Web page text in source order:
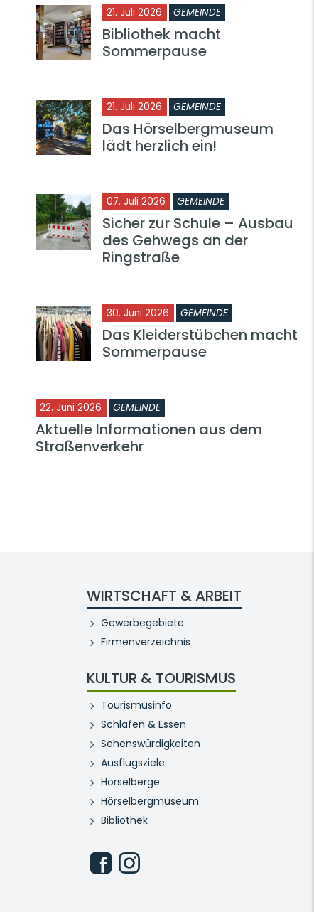
21. Juli 2026 GEMEINDE
Bibliothek macht
Sommerpause
21. Juli 2026 GEMEINDE
Das Hörselbergmuseum
lädt herzlich ein!
07. Juli 2026 GEMEINDE
Sicher zur Schule – Ausbau
des Gehwegs an der
Ringstraße
30. Juni 2026 GEMEINDE
Das Kleiderstübchen macht
Sommerpause
22. Juni 2026 GEMEINDE
Aktuelle Informationen aus dem
Straßenverkehr
WIRTSCHAFT & ARBEIT
Gewerbegebiete
Firmenverzeichnis
KULTUR & TOURISMUS
Tourismusinfo
Schlafen & Essen
Sehenswürdigkeiten
Ausflugsziele
Hörselberge
Hörselbergmuseum
Bibliothek